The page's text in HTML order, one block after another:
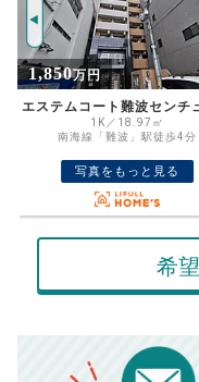
住宅ローン
金利
ボーナス
返済金額
返済シミ
推定売却価格
資金計画のた
格を入力して
売却価格
売却にかかる
7,180万円
パシフィック難波グラ
2LDK／84.47㎡
Osaka Metro御堂筋線「なんば」
写真をもっと見る
希